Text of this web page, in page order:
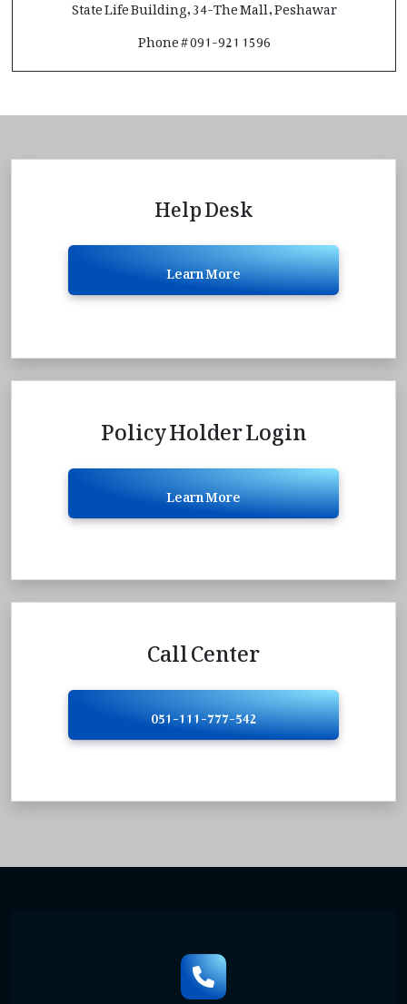
Phone # 091-921 1596
Help Desk
Learn More
Policy Holder Login
Learn More
Call Center
051-111-777-542